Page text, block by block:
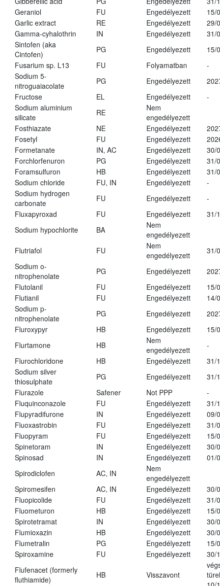
Geraniol
FU Engedélyezett
15/
Garlic extract
RE Engedélyezett
29/
Gamma-cyhalothrin
IN Engedélyezett
31/
Sintofen (aka
Cintofen)
PG Engedélyezett
15/
Fusarium sp. L13
FU Folyamatban
-
Sodium 5-
nitroguaiacolate
PG Engedélyezett
Fructose
EL Engedélyezett
-
Sodium aluminium
silicate
RE
Nem
engedélyezett
Fosthiazate
NE Engedélyezett
Fosetyl
FU Engedélyezett
Formetanate
IN, AC Engedélyezett
30/
Forchlorfenuron
PG Engedélyezett
31/
Foramsulfuron
HB Engedélyezett
31/
Sodium chloride
FU, IN Engedélyezett
-
Sodium hydrogen
carbonate
FU Engedélyezett
-
Fluxapyroxad
FU Engedélyezett
31/
Sodium hypochlorite
BA
Nem
engedélyezett
Flutriafol
FU
Nem
engedélyezett
31/
Sodium o-
nitrophenolate
PG Engedélyezett
Flutolanil
FU Engedélyezett
15/
Flutianil
FU Engedélyezett
14/
Sodium p-
nitrophenolate
PG Engedélyezett
Fluroxypyr
HB Engedélyezett
15/
Flurtamone
HB
Nem
engedélyezett
-
Flurochloridone
HB Engedélyezett
31/
Sodium silver
thiosulphate
PG Engedélyezett
31/
Flurazole
Safener Not PPP
-
Fluquinconazole
FU Engedélyezett
31/
Flupyradifurone
IN Engedélyezett
09/
Fluoxastrobin
FU Engedélyezett
31/
Fluopyram
FU Engedélyezett
15/
Spinetoram
IN Engedélyezett
30/
Spinosad
IN Engedélyezett
01/
Spirodiclofen
AC, IN
Nem
engedélyezett
Spiromesifen
AC, IN Engedélyezett
30/
Fluopicolide
FU Engedélyezett
31/
Fluometuron
HB Engedélyezett
15/
Spirotetramat
IN Engedélyezett
30/
Flumioxazin
HB Engedélyezett
30/
Flumetralin
PG Engedélyezett
15/
Spiroxamine
FU Engedélyezett
30/
Flufenacet (formerly
fluthiamide)
HB Visszavont